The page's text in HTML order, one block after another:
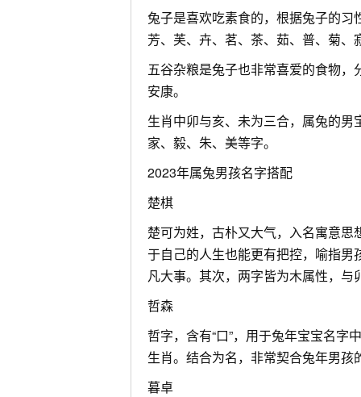
兔子是喜欢吃素食的，根据兔子的
芳、芙、卉、茗、茶、茹、普、菊
五谷杂粮是兔子也非常喜爱的食物
安康。
生肖中卯与亥、未为三合，属兔的
家、毅、朱、美等字。
2023年属兔男孩名字搭配
楚棋
楚可为姓，古朴又大气，入名寓意
于自己的人生也能更有把控，喻指
凡大事。其次，两字皆为木属性，与
哲森
哲字，含有“口”，用于兔年宝宝名
生肖。结合为名，非常契合兔年男
暮卓